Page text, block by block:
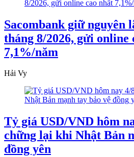
Sacombank giữ nguyên
tháng 8/2026, gửi online
7,1%/năm
Hải Vy
Tỷ giá USD/VND hôm
chững lại khi Nhật Bản
đồng yên